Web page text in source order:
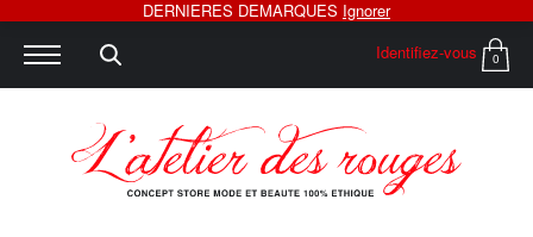
Identifiez-vous 0
DERNIERES DEMARQUES Ignorer